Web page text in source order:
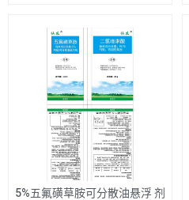
5%五氟磺草胺可分散油悬浮 剂